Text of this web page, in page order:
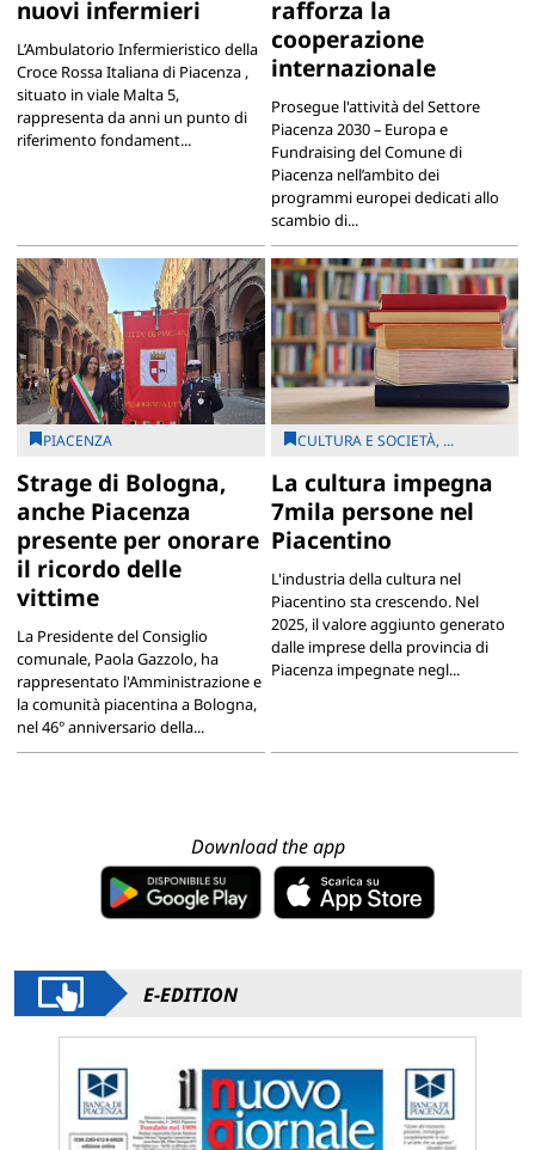
nuovi infermieri
L’Ambulatorio Infermieristico della
Croce Rossa Italiana di Piacenza ,
situato in viale Malta 5,
rappresenta da anni un punto di
riferimento fondament...
rafforza la
cooperazione
internazionale
Prosegue l'attività del Settore
Piacenza 2030 – Europa e
Fundraising del Comune di
Piacenza nell’ambito dei
programmi europei dedicati allo
scambio di...
PIACENZA
Strage di Bologna,
anche Piacenza
presente per onorare
il ricordo delle
vittime
La Presidente del Consiglio
comunale, Paola Gazzolo, ha
rappresentato l'Amministrazione e
la comunità piacentina a Bologna,
nel 46° anniversario della...
CULTURA E SOCIETÀ, ...
La cultura impegna
7mila persone nel
Piacentino
L'industria della cultura nel
Piacentino sta crescendo. Nel
2025, il valore aggiunto generato
dalle imprese della provincia di
Piacenza impegnate negl...
Download the app
E-EDITION